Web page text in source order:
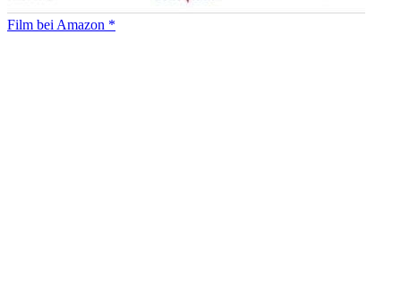
Film bei Amazon *